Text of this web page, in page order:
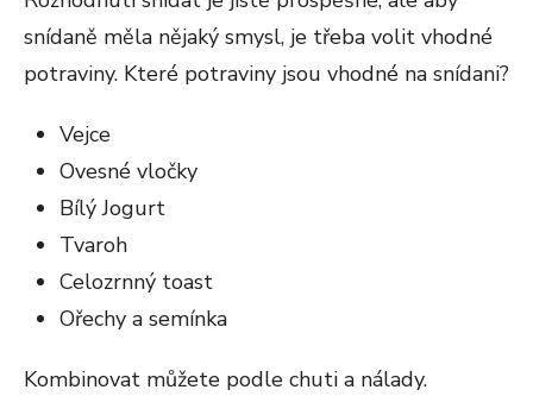
snídaně měla nějaký smysl, je třeba volit vhodné
potraviny. Které potraviny jsou vhodné na snídani?
Vejce
Ovesné vločky
Bílý Jogurt
Tvaroh
Celozrnný toast
Ořechy a semínka
Kombinovat můžete podle chuti a nálady.